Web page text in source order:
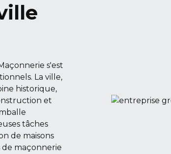
s'est
La ville,
historique,
et
tâches
de maisons
de maçonnerie